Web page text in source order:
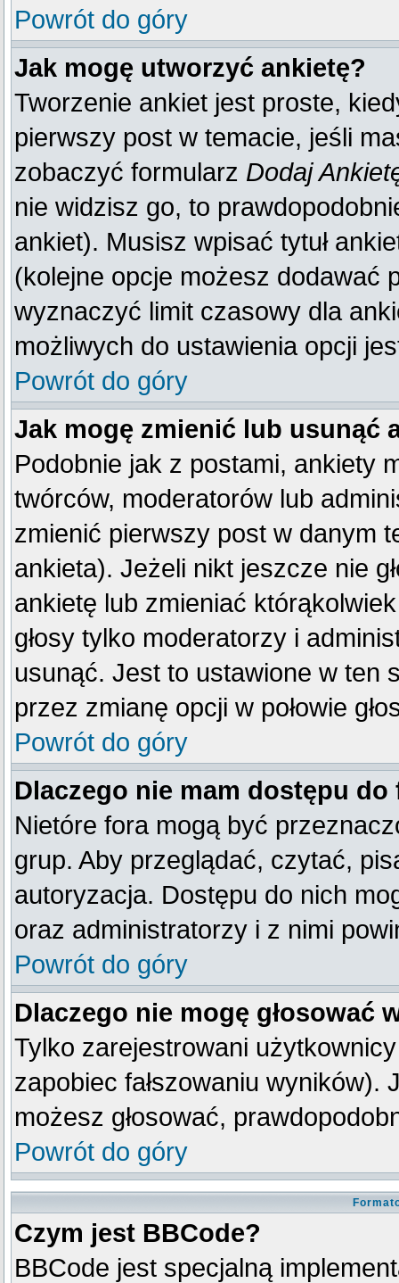
Powrót do góry
Jak mogę utworzyć ankietę?
Tworzenie ankiet jest proste,
pierwszy post w temacie, jeśli
zobaczyć formularz Dodaj
nie widzisz go, to
ankiet). Musisz wpisać tytuł
(kolejne opcje możesz dodawać
wyznaczyć limit czasowy dla
możliwych do ustawienia opcji
Powrót do góry
Jak mogę zmienić lub usunąć
Podobnie jak z postami, ankiety
twórców, moderatorów lub
zmienić pierwszy post w danym
ankieta). Jeżeli nikt jeszcze nie
ankietę lub zmieniać
głosy tylko moderatorzy i
usunąć. Jest to ustawione w ten
przez zmianę opcji w połowie
Powrót do góry
Dlaczego nie mam dostępu do
Nietóre fora mogą być
grup. Aby przeglądać, czytać,
autoryzacja. Dostępu do nich
oraz administratorzy i z nimi
Powrót do góry
Dlaczego nie mogę głosować
Tylko zarejestrowani
zapobiec fałszowaniu wyników).
możesz głosować,
Powrót do góry
Czym jest BBCode?
BBCode jest specjalną